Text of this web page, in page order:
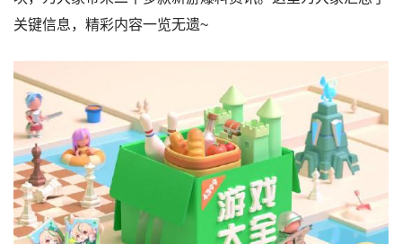
关键信息，精彩内容一览无遗~